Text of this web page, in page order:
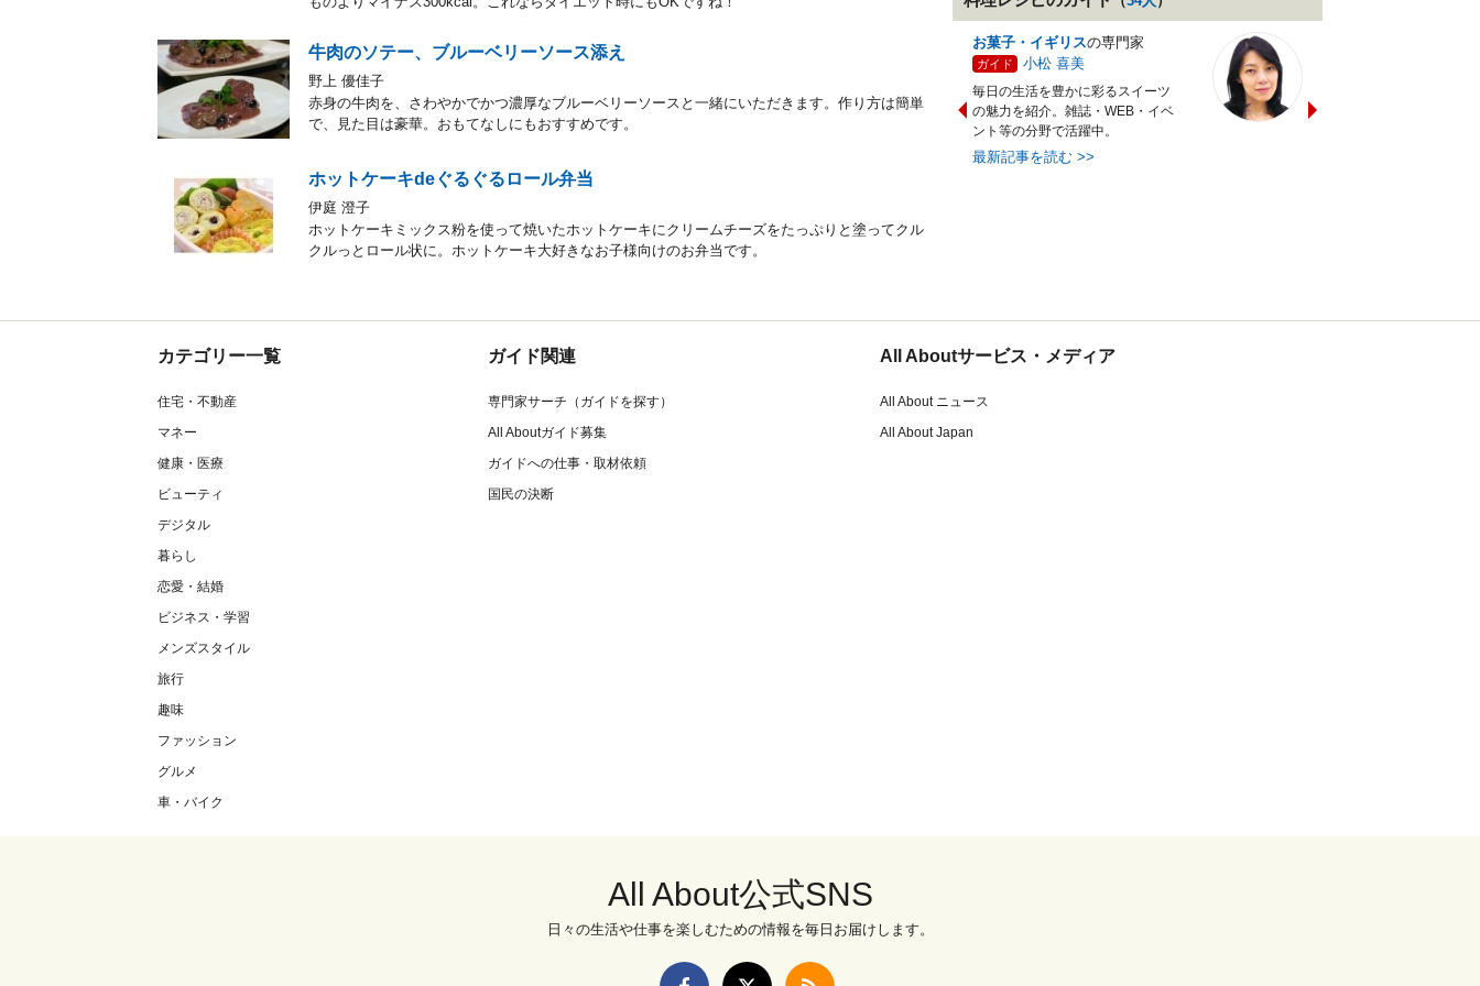
牛肉のソテー、ブルーベリーソース添え
野上 優佳子
赤身の牛肉を、さわやかでかつ濃厚なブルーベリーソースと一緒にいただきます。作り方は簡単
で、見た目は豪華。おもてなしにもおすすめです。
ホットケーキdeぐるぐるロール弁当
伊庭 澄子
ホットケーキミックス粉を使って焼いたホットケーキにクリームチーズをたっぷりと塗ってクル
クルっとロール状に。ホットケーキ大好きなお子様向けのお弁当です。
お菓子・イギリスの専門家
ガイド 小松 喜美
毎日の生活を豊かに彩るスイーツ
の魅力を紹介。雑誌・WEB・イベ
ント等の分野で活躍中。
最新記事を読む >>
ターの資格を活かし老舗料亭
カテゴリー一覧
住宅・不動産
マネー
健康・医療
ビューティ
デジタル
暮らし
恋愛・結婚
ビジネス・学習
メンズスタイル
旅行
趣味
ファッション
グルメ
車・バイク
ガイド関連
専門家サーチ（ガイドを探す）
All Aboutガイド募集
ガイドへの仕事・取材依頼
国民の決断
All Aboutサービス・メディア
All About ニュース
All About Japan
All About公式SNS
日々の生活や仕事を楽しむための情報を毎日お届けします。